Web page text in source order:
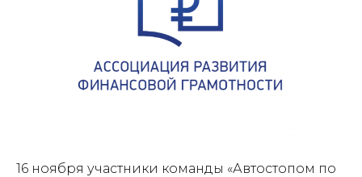
16 ноября участники команды «Автостопом по